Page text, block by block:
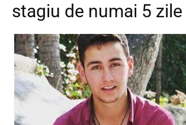
stagiu de numai 5 zile